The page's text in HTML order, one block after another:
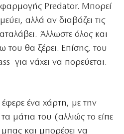
Predator. Μπορεί
αλλά αν διαβάζει τις
Άλλωστε όλος και
του θα ξέρει. Επίσης, του
για νάχει να πορεύεται.
ένα χάρτη, με την
μάτια του (αλλιώς το είπε
και μπορέσει να